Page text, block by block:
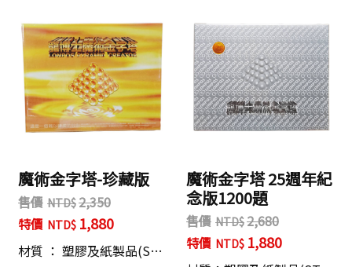
魔術金字塔-珍藏版
售價
2,350
特價
1,880
材質 ： 塑膠及紙製品(S…
魔術金字塔 25週年紀
念版1200題
售價
2,680
特價
1,880